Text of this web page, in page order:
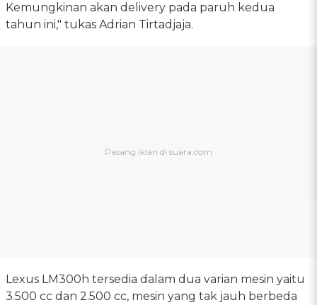
Kemungkinan akan delivery pada paruh kedua
tahun ini," tukas Adrian Tirtadjaja.
Lexus LM300h tersedia dalam dua varian mesin yaitu
3.500 cc dan 2.500 cc, mesin yang tak jauh berbeda